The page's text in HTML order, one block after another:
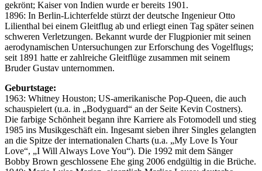
gekrönt; Kaiser von Indien wurde er bereits 1901.
1896: In Berlin-Lichterfelde stürzt der deutsche Ingenieur Otto
Lilienthal bei einem Gleitflug ab und erliegt einen Tag später seinen
schweren Verletzungen. Bekannt wurde der Flugpionier mit seinen
aerodynamischen Untersuchungen zur Erforschung des Vogelflugs;
seit 1891 hatte er zahlreiche Gleitflüge zusammen mit seinem
Bruder Gustav unternommen.
Geburtstage:
1963: Whitney Houston; US-amerikanische Pop-Queen, die auch
schauspielert (u.a. in „Bodyguard“ an der Seite Kevin Costners).
Die farbige Schönheit begann ihre Karriere als Fotomodell und stieg
1985 ins Musikgeschäft ein. Ingesamt sieben ihrer Singles gelangten
an die Spitze der internationalen Charts (u.a. „My Love Is Your
Love“, „I Will Always Love You“). Die 1992 mit dem Sänger
Bobby Brown geschlossene Ehe ging 2006 endgültig in die Brüche.